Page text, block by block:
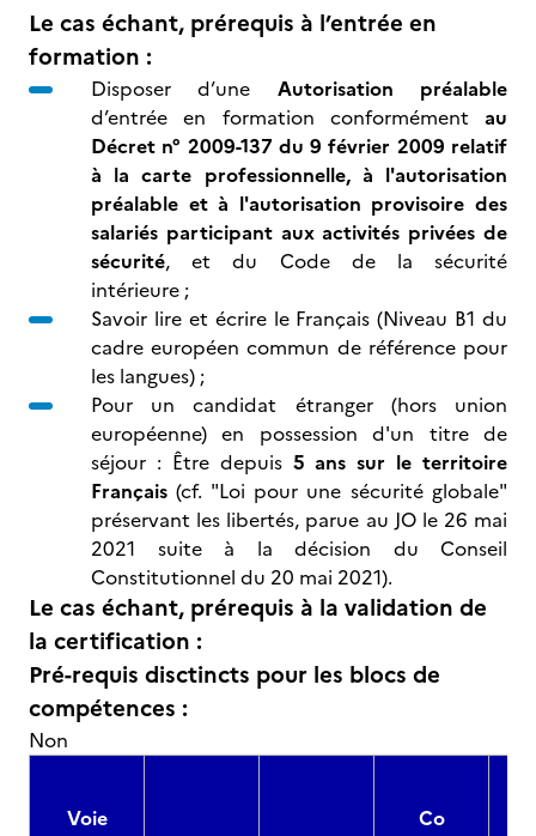
Le cas échant, prérequis à l’entrée en
formation :
Disposer d’une Autorisation préalable
d’entrée en formation conformément au
Décret n° 2009-137 du 9 février 2009 relatif
à la carte professionnelle, à l'autorisation
préalable et à l'autorisation provisoire des
salariés participant aux activités privées de
sécurité, et du Code de la sécurité
intérieure ;
Savoir lire et écrire le Français (Niveau B1 du
cadre européen commun de référence pour
les langues) ;
Pour un candidat étranger (hors union
européenne) en possession d'un titre de
séjour : Être depuis 5 ans sur le territoire
Français (cf. "Loi pour une sécurité globale"
préservant les libertés, parue au JO le 26 mai
2021 suite à la décision du Conseil
Constitutionnel du 20 mai 2021).
Le cas échant, prérequis à la validation de
la certification :
Pré-requis disctincts pour les blocs de
compétences :
Non
Voie
Co